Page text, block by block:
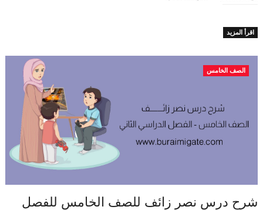
اقرأ المزيد
الصف الخامس
شرح درس نصر زائف للصف الخامس للفصل